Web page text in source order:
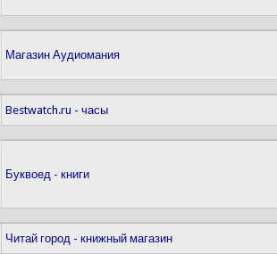
Магазин Аудиомания
Bestwatch.ru - часы
Буквоед - книги
Читай город - книжный магазин